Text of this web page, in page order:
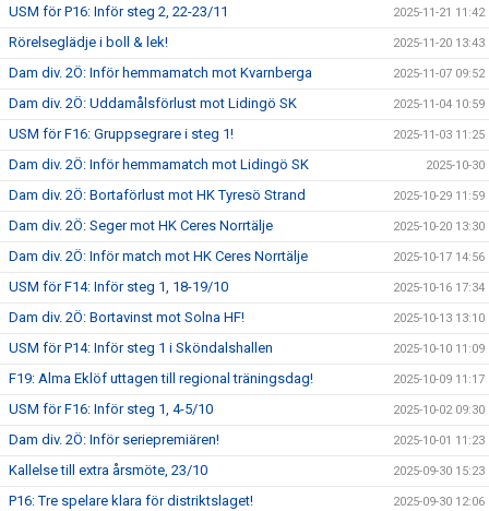
USM för P16: Inför steg 2, 22-23/11 2025-11-21 11:42
Rörelseglädje i boll & lek! 2025-11-20 13:43
Dam div. 2Ö: Inför hemmamatch mot Kvarnberga 2025-11-07 09:52
Dam div. 2Ö: Uddamålsförlust mot Lidingö SK 2025-11-04 10:59
USM för F16: Gruppsegrare i steg 1! 2025-11-03 11:25
Dam div. 2Ö: Inför hemmamatch mot Lidingö SK 2025-10-30
Dam div. 2Ö: Bortaförlust mot HK Tyresö Strand 2025-10-29 11:59
Dam div. 2Ö: Seger mot HK Ceres Norrtälje 2025-10-20 13:30
Dam div. 2Ö: Inför match mot HK Ceres Norrtälje 2025-10-17 14:56
USM för F14: Inför steg 1, 18-19/10 2025-10-16 17:34
Dam div. 2Ö: Bortavinst mot Solna HF! 2025-10-13 13:10
USM för P14: Inför steg 1 i Sköndalshallen 2025-10-10 11:09
F19: Alma Eklöf uttagen till regional träningsdag! 2025-10-09 11:17
USM för F16: Inför steg 1, 4-5/10 2025-10-02 09:30
Dam div. 2Ö: Inför seriepremiären! 2025-10-01 11:23
Kallelse till extra årsmöte, 23/10 2025-09-30 15:23
P16: Tre spelare klara för distriktslaget! 2025-09-30 12:06